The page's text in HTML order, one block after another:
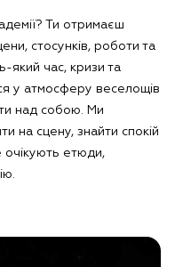
Ти отримаєш
стосунків, роботи та
який час, кризи та
у атмосферу веселощів
над собою. Ми
на сцену, знайти спокій
очікують етюди,